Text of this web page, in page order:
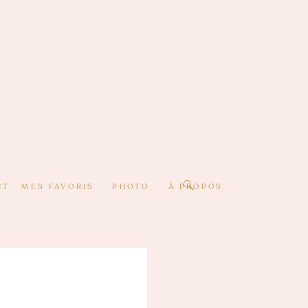
MES FAVORIS PHOTO À PROPOS